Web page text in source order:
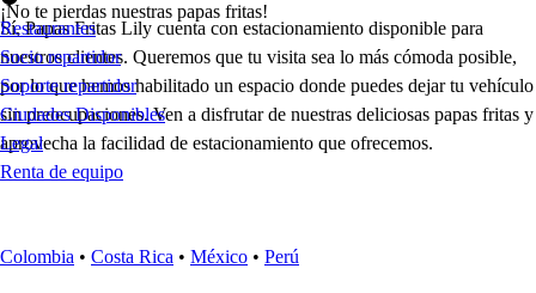
¡No te pierdas nuestras papas fritas!
Sí, Papas Fritas Lily cuenta con estacionamiento disponible para
nuestros clientes. Queremos que tu visita sea lo más cómoda posible,
por lo que hemos habilitado un espacio donde puedes dejar tu vehículo
sin preocupaciones. Ven a disfrutar de nuestras deliciosas papas fritas y
aprovecha la facilidad de estacionamiento que ofrecemos.
Restaurantes
Socio repartidor
Soporte repartidor
Ciudades Disponibles
Legal
Renta de equipo
Colombia • Costa Rica • México • Perú